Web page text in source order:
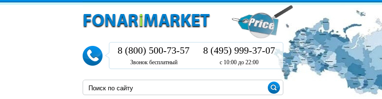
8 (800) 500-73-57
Звонок бесплатный
8 (495) 999-37-07
с 10:00 до 22:00